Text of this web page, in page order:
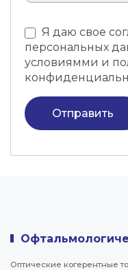
Я даю свое
персональных
условиямми и
Отправить
Оптические когерентные